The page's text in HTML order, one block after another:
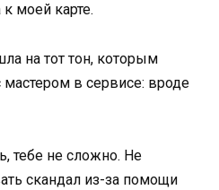
моей карте.
на тот тон, которым
в сервисе: вроде
тебе не сложно. Не
скандал из-за помощи